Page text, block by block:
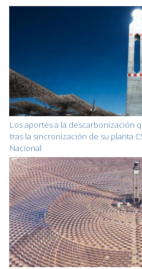
Los aportes a la descarbonización
tras la sincronización de su planta
Nacional